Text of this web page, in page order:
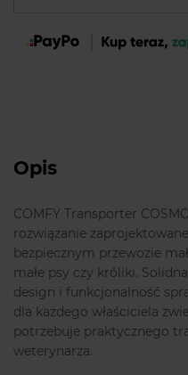
Opis
COMFY Transporter
rozwiązanie
bezpiecznym przewozie
małe psy czy króliki.
design i funkcjonalność
dla każdego właściciela
potrzebuje praktycznego
weterynarza.